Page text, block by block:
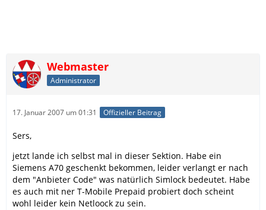
Webmaster
Administrator
17. Januar 2007 um 01:31 Offizieller Beitrag
Sers,
jetzt lande ich selbst mal in dieser Sektion. Habe ein
Siemens A70 geschenkt bekommen, leider verlangt er nach
dem "Anbieter Code" was natürlich Simlock bedeutet. Habe
es auch mit ner T-Mobile Prepaid probiert doch scheint
wohl leider kein Netloock zu sein.